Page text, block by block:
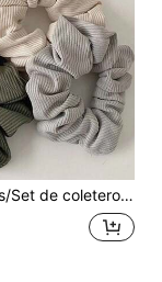
elasticidad que no dañan para coleta y moño, accesorios para el cabello simples, versátiles y personalizados, estilo dulce y elegante para primavera y verano, adecuados para uso diario